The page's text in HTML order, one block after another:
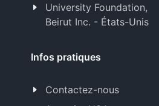
University Foundation,
Beirut Inc. - États-Unis
Infos pratiques
Contactez-nous